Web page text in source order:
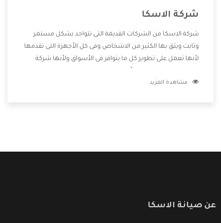
شركة الاسكا
شركة الاسكا من الشركات القديمة التى تتواجد بشكل مستمر
وثابت ويثق بها الكثير من الاشخاص وفى كل الأجهزة التى تقدمها
لأنها تعمل على تطوير كل ما يتوافر فى الأسواق ولأنها شركة
وتقدم للعملاء أقوى العروض والخصومات التى تسهل على
مشاهدة المزيد
عن صيانة الاسكا